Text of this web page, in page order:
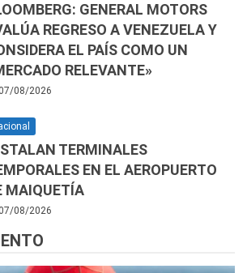
GENERAL MOTORS
REGRESO A VENEZUELA Y
EL PAÍS COMO UN
RELEVANTE»
08/2026
TERMINALES
EN EL AEROPUERTO
MAIQUETÍA
08/2026